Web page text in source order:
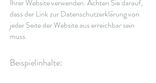
Ihrer Website verwenden. Achten Sie darauf,
dass der Link zur Datenschutzerklärung von
jeder Seite der Website aus erreichbar sein
muss.
Beispielinhalte: